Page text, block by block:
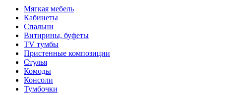
Мягкая мебель
Кабинеты
Спальни
Витирины, буфеты
TV тумбы
Пристенные композиции
Стулья
Комоды
Консоли
Тумбочки